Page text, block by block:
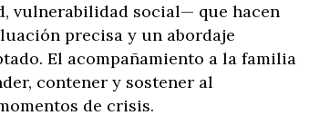
vulnerabilidad social— que hacen
precisa y un abordaje
El acompañamiento a la familia
contener y sostener al
de crisis.